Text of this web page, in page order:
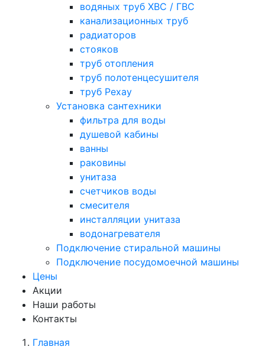
водяных труб ХВС / ГВС
канализационных труб
радиаторов
стояков
труб отопления
труб полотенцесушителя
труб Рехау
Установка сантехники
фильтра для воды
душевой кабины
ванны
раковины
унитаза
счетчиков воды
смесителя
инсталляции унитаза
водонагревателя
Подключение стиральной машины
Подключение посудомоечной машины
Цены
Акции
Наши работы
Контакты
Главная